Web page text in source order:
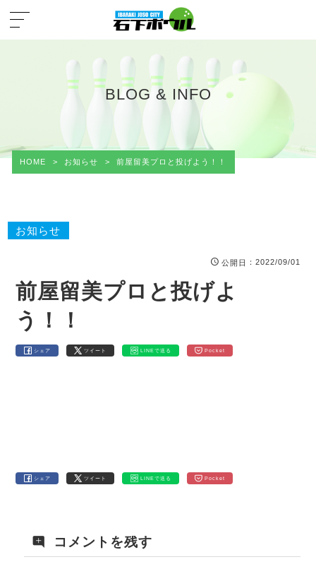
BLOG & INFO
HOME > お知らせ > 前屋留美プロと投げよう！！
お知らせ
公開日 ：2022/09/01
前屋留美プロと投げよ
う！！
シェア ツイート LINEで送る Pocket
シェア ツイート LINEで送る Pocket
コメントを残す